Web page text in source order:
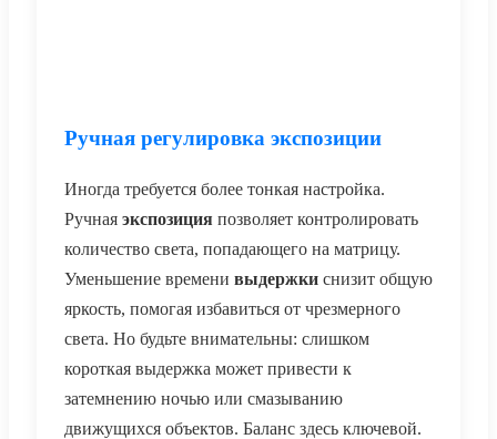
Ручная регулировка экспозиции
Иногда требуется более тонкая настройка.
Ручная экспозиция позволяет контролировать
количество света, попадающего на матрицу.
Уменьшение времени выдержки снизит общую
яркость, помогая избавиться от чрезмерного
света. Но будьте внимательны: слишком
короткая выдержка может привести к
затемнению ночью или смазыванию
движущихся объектов. Баланс здесь ключевой.